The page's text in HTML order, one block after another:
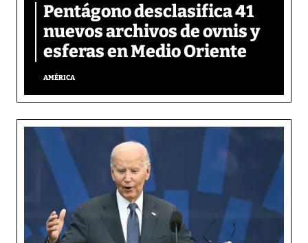
Pentágono desclasifica 41
nuevos archivos de ovnis y
esferas en Medio Oriente
AMÉRICA